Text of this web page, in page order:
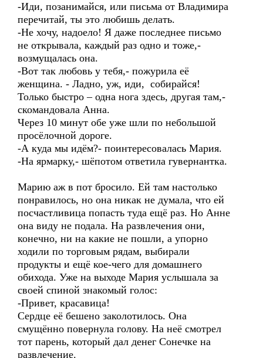
-Иди, позанимайся, или письма от Владимира
перечитай, ты это любишь делать.
-Не хочу, надоело! Я даже последнее письмо
не открывала, каждый раз одно и тоже,-
возмущалась она.
-Вот так любовь у тебя,- пожурила её
женщина. - Ладно, уж, иди, собирайся!
Только быстро – одна нога здесь, другая там,-
скомандовала Анна.
Через 10 минут обе уже шли по небольшой
просёлочной дороге.
-А куда мы идём?- поинтересовалась Мария.
-На ярмарку,- шёпотом ответила гувернантка.
Марию аж в пот бросило. Ей там настолько
понравилось, но она никак не думала, что ей
посчастливица попасть туда ещё раз. Но Анне
она виду не подала. На развлечения они,
конечно, ни на какие не пошли, а упорно
ходили по торговым рядам, выбирали
продукты и ещё кое-чего для домашнего
обихода. Уже на выходе Мария услышала за
своей спиной знакомый голос:
-Привет, красавица!
Сердце её бешено заколотилось. Она
смущённо повернула голову. На неё смотрел
тот парень, который дал денег Сонечке на
развлечение.